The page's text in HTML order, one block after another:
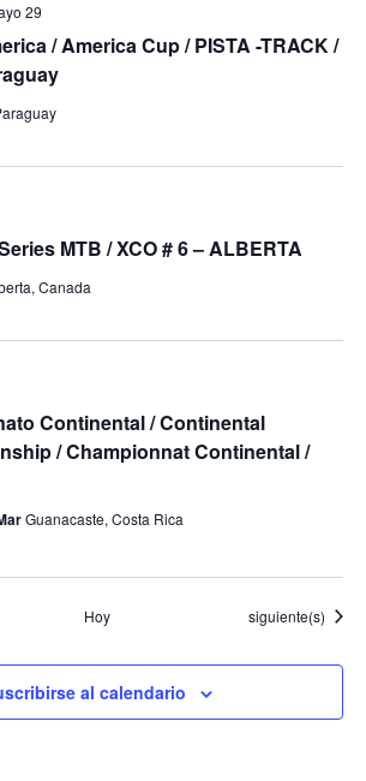
/ America Cup / PISTA -TRACK /
29
MTB / XCO # 6 – ALBERTA
Canada
Continental / Continental
/ Championnat Continental /
Guanacaste, Costa Rica
Hoy Eventos
siguiente(s)
al calendario